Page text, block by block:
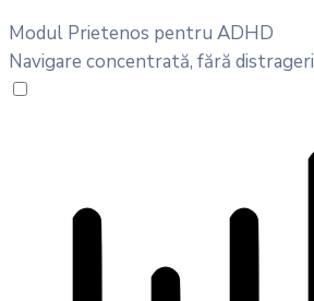
Modul Prietenos pentru ADHD
Navigare concentrată, fără distrageri